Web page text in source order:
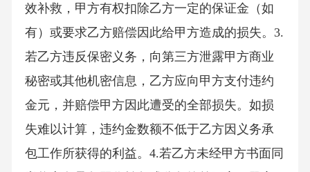
效补救，甲方有权扣除乙方一定的保证金（如
有）或要求乙方赔偿因此给甲方造成的损失。3.
若乙方违反保密义务，向第三方泄露甲方商业
秘密或其他机密信息，乙方应向甲方支付违约
金元，并赔偿甲方因此遭受的全部损失。如损
失难以计算，违约金数额不低于乙方因义务承
包工作所获得的利益。4.若乙方未经甲方书面同